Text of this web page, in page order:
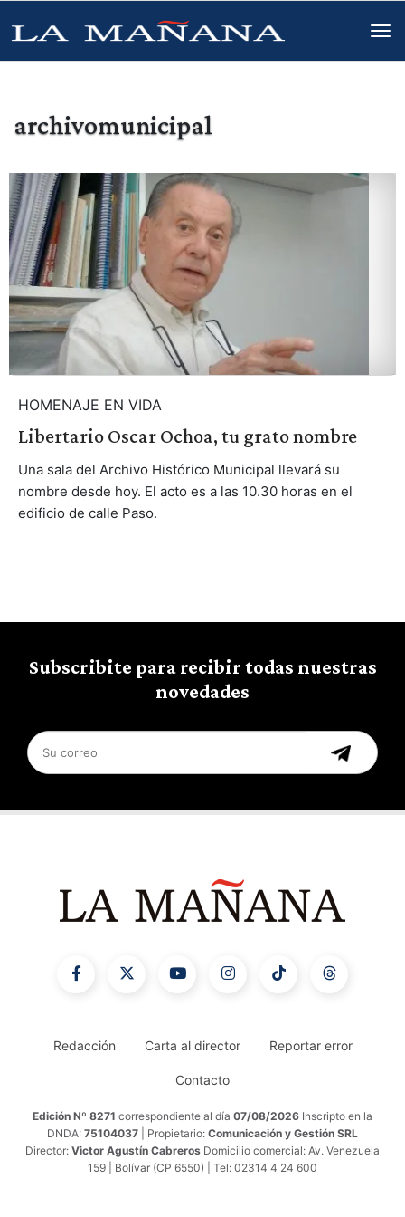
archivomunicipal
HOMENAJE EN VIDA
Libertario Oscar Ochoa, tu grato nombre
Una sala del Archivo Histórico Municipal llevará su
nombre desde hoy. El acto es a las 10.30 horas en el
edificio de calle Paso.
Subscribite para recibir todas nuestras
novedades
Redacción Carta al director Reportar error
Contacto
Edición Nº 8271 correspondiente al día 07/08/2026 Inscripto en la
DNDA: 75104037 | Propietario: Comunicación y Gestión SRL
Director: Victor Agustín Cabreros Domicilio comercial: Av. Venezuela
159 | Bolívar (CP 6550) | Tel: 02314 4 24 600